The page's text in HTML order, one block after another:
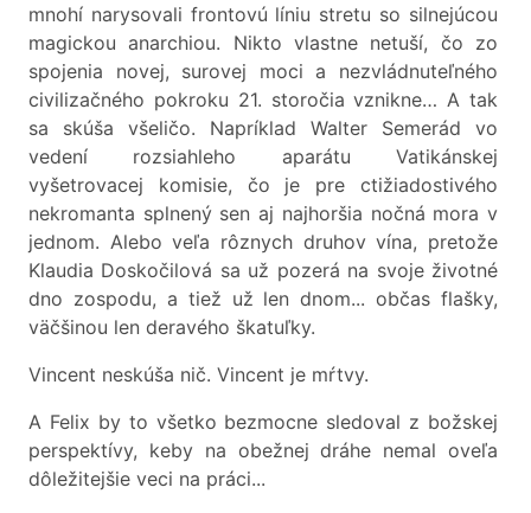
mnohí narysovali frontovú líniu stretu so silnejúcou
magickou anarchiou. Nikto vlastne netuší, čo zo
spojenia novej, surovej moci a nezvládnuteľného
civilizačného pokroku 21. storočia vznikne… A tak
sa skúša všeličo. Napríklad Walter Semerád vo
vedení rozsiahleho aparátu Vatikánskej
vyšetrovacej komisie, čo je pre ctižiadostivého
nekromanta splnený sen aj najhoršia nočná mora v
jednom. Alebo veľa rôznych druhov vína, pretože
Klaudia Doskočilová sa už pozerá na svoje životné
dno zospodu, a tiež už len dnom... občas flašky,
väčšinou len deravého škatuľky.
Vincent neskúša nič. Vincent je mŕtvy.
A Felix by to všetko bezmocne sledoval z božskej
perspektívy, keby na obežnej dráhe nemal oveľa
dôležitejšie veci na práci...